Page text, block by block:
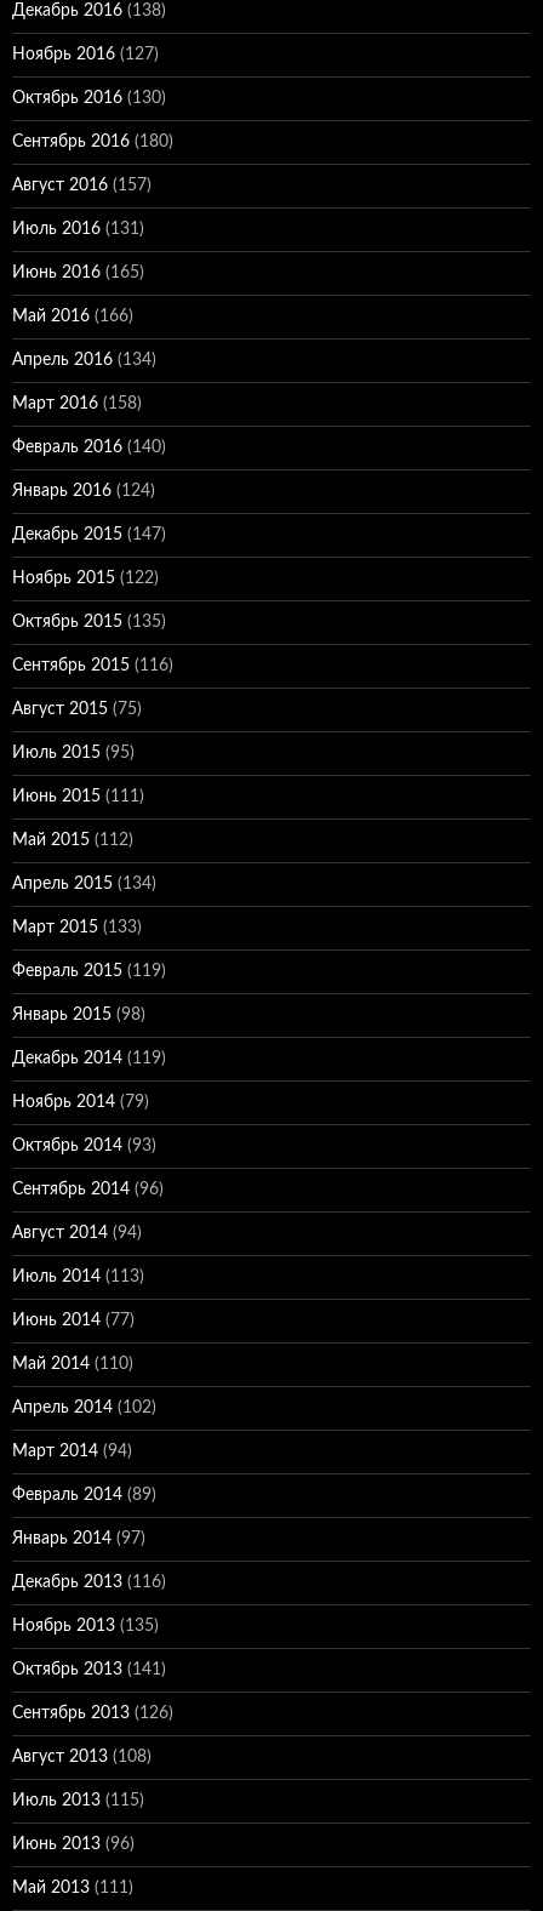
Декабрь 2016 (138)
Ноябрь 2016 (127)
Октябрь 2016 (130)
Сентябрь 2016 (180)
Август 2016 (157)
Июль 2016 (131)
Июнь 2016 (165)
Май 2016 (166)
Апрель 2016 (134)
Март 2016 (158)
Февраль 2016 (140)
Январь 2016 (124)
Декабрь 2015 (147)
Ноябрь 2015 (122)
Октябрь 2015 (135)
Сентябрь 2015 (116)
Август 2015 (75)
Июль 2015 (95)
Июнь 2015 (111)
Май 2015 (112)
Апрель 2015 (134)
Март 2015 (133)
Февраль 2015 (119)
Январь 2015 (98)
Декабрь 2014 (119)
Ноябрь 2014 (79)
Октябрь 2014 (93)
Сентябрь 2014 (96)
Август 2014 (94)
Июль 2014 (113)
Июнь 2014 (77)
Май 2014 (110)
Апрель 2014 (102)
Март 2014 (94)
Февраль 2014 (89)
Январь 2014 (97)
Декабрь 2013 (116)
Ноябрь 2013 (135)
Октябрь 2013 (141)
Сентябрь 2013 (126)
Август 2013 (108)
Июль 2013 (115)
Июнь 2013 (96)
Май 2013 (111)